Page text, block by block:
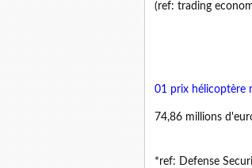
(ref: trading
01 prix hélicoptère
74,86 millions
*ref: Defense